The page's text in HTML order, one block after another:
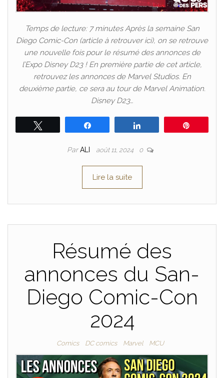
Temps de lecture: 7 minutes Après la semaine San
Diego Comic-Con (article à retrouver ici), on se retrouve
une nouvelle fois pour le résumé des annonces de
l’Expo Disney D23 ! En première partie de cet article,
retrouvez les annonces de Marvel Studios. En
deuxième partie, ce sera au tour de Marvel Animation.
Disney D23…
ParALI août 11, 2024 0
Lire la suite
Résumé des
annonces du San-
Diego Comic-Con
2024
Comics DC comics Marvel MCU